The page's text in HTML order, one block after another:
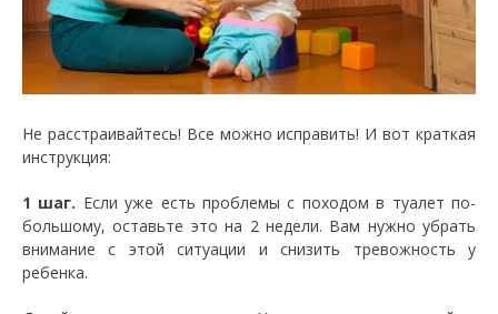
Не расстраивайтесь! Все можно исправить! И вот краткая
инструкция:
1 шаг. Если уже есть проблемы с походом в туалет по-
большому, оставьте это на 2 недели. Вам нужно убрать
внимание с этой ситуации и снизить тревожность у
ребенка.